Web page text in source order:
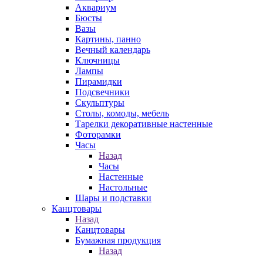
Аквариум
Бюсты
Вазы
Картины, панно
Вечный календарь
Ключницы
Лампы
Пирамидки
Подсвечники
Скульптуры
Столы, комоды, мебель
Тарелки декоративные настенные
Фоторамки
Часы
Назад
Часы
Настенные
Настольные
Шары и подставки
Канцтовары
Назад
Канцтовары
Бумажная продукция
Назад